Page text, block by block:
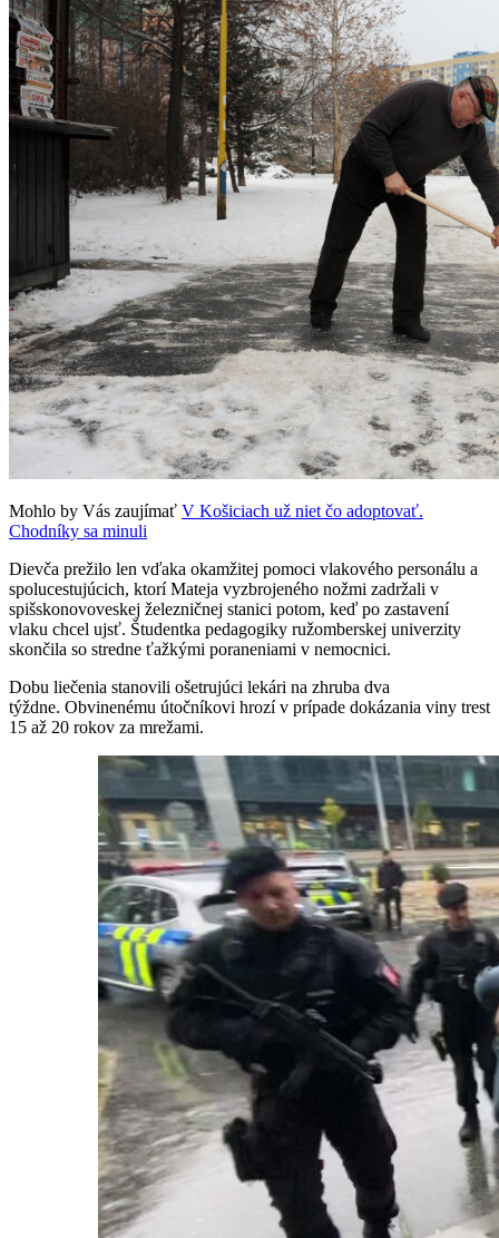
Mohlo by Vás zaujímať V Košiciach už niet čo adoptovať.
Chodníky sa minuli
Dievča prežilo len vďaka okamžitej pomoci vlakového personálu a
spolucestujúcich, ktorí Mateja vyzbrojeného nožmi zadržali v
spišskonovoveskej železničnej stanici potom, keď po zastavení
vlaku chcel ujsť. Študentka pedagogiky ružomberskej univerzity
skončila so stredne ťažkými poraneniami v nemocnici.
Dobu liečenia stanovili ošetrujúci lekári na zhruba dva
týždne. Obvinenému útočníkovi hrozí v prípade dokázania viny trest
15 až 20 rokov za mrežami.